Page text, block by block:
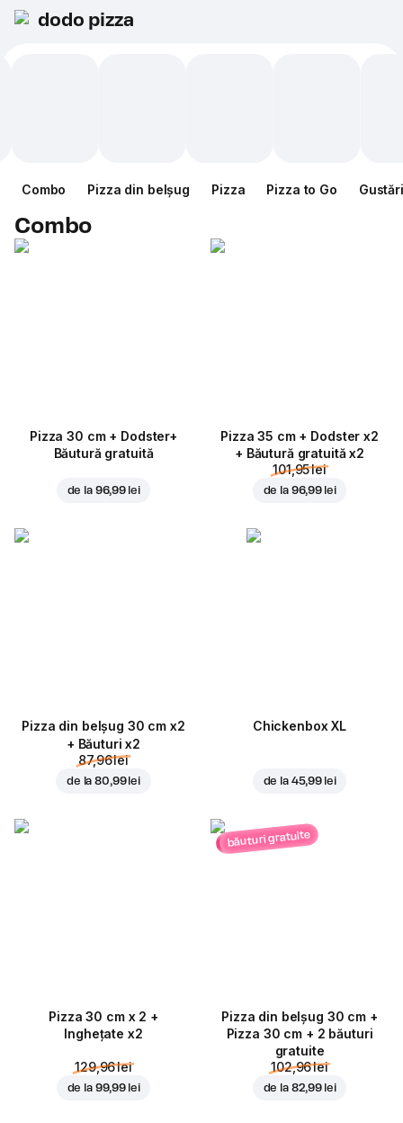
dodo pizza
Combo Pizza din belșug Pizza Pizza to Go Gustări
Combo
Pizza 30 cm + Dodster+
Băutură gratuită
de la 96,99 lei
Pizza 35 cm + Dodster x2
+ Băutură gratuită x2
101,95 lei
de la 96,99 lei
Pizza din belșug 30 cm x2
+ Băuturi x2
87,96 lei
de la80,99 lei
Chickenbox XL
de la 45,99 lei
Pizza 30 cm x 2 +
Inghețate x2
129,96 lei
de la 99,99 lei
băuturi gratuite
Pizza din belșug 30 cm +
Pizza 30 cm + 2 băuturi
gratuite
102,96 lei
de la 82,99 lei